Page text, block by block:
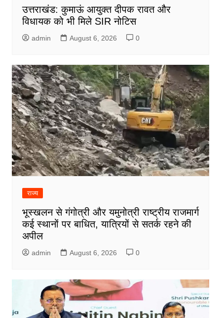
उत्तराखंड: कुमाऊं आयुक्त दीपक रावत और
विधायक को भी मिले SIR नोटिस
admin August 6, 2026 0
राज्य
भूस्खलन से गंगोत्री और यमुनोत्री राष्ट्रीय राजमार्ग
कई स्थानों पर बाधित, यात्रियों से सतर्क रहने की
अपील
admin August 6, 2026 0